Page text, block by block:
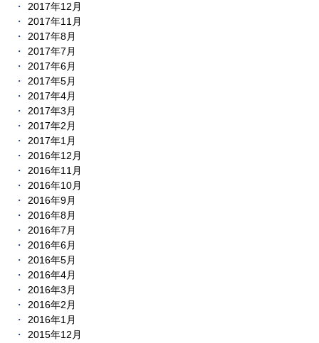
2017年12月
2017年11月
2017年8月
2017年7月
2017年6月
2017年5月
2017年4月
2017年3月
2017年2月
2017年1月
2016年12月
2016年11月
2016年10月
2016年9月
2016年8月
2016年7月
2016年6月
2016年5月
2016年4月
2016年3月
2016年2月
2016年1月
2015年12月